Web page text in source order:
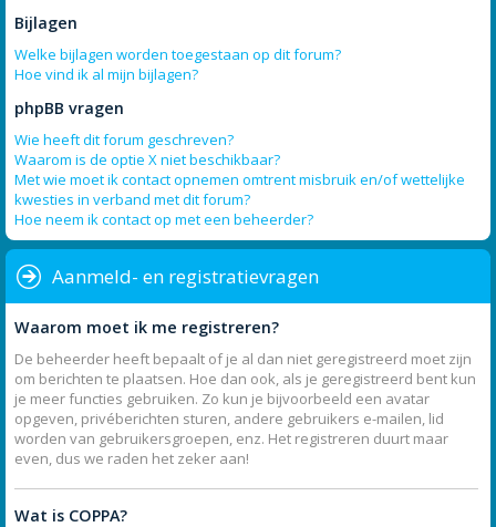
Bijlagen
Welke bijlagen worden toegestaan op dit forum?
Hoe vind ik al mijn bijlagen?
phpBB vragen
Wie heeft dit forum geschreven?
Waarom is de optie X niet beschikbaar?
Met wie moet ik contact opnemen omtrent misbruik en/of wettelijke
kwesties in verband met dit forum?
Hoe neem ik contact op met een beheerder?
Aanmeld- en registratievragen
Waarom moet ik me registreren?
De beheerder heeft bepaalt of je al dan niet geregistreerd moet zijn
om berichten te plaatsen. Hoe dan ook, als je geregistreerd bent kun
je meer functies gebruiken. Zo kun je bijvoorbeeld een avatar
opgeven, privéberichten sturen, andere gebruikers e-mailen, lid
worden van gebruikersgroepen, enz. Het registreren duurt maar
even, dus we raden het zeker aan!
Wat is COPPA?